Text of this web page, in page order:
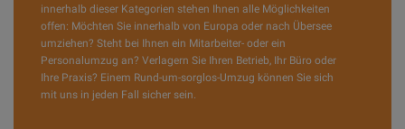
innerhalb dieser Kategorien stehen Ihnen alle Möglichkeiten
offen: Möchten Sie innerhalb von Europa oder nach Übersee
umziehen? Steht bei Ihnen ein Mitarbeiter- oder ein
Personalumzug an? Verlagern Sie Ihren Betrieb, Ihr Büro oder
Ihre Praxis? Einem Rund-um-sorglos-Umzug können Sie sich
mit uns in jeden Fall sicher sein.